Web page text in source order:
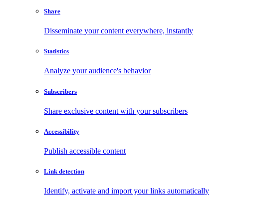
Share
Disseminate your content everywhere, instantly
Statistics
Analyze your audience's behavior
Subscribers
Share exclusive content with your subscribers
Accessibility
Publish accessible content
Link detection
Identify, activate and import your links automatically